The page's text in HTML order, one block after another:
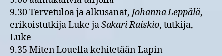
9.30 Tervetuloa ja alkusanat, Johanna Leppälä,
erikoistutkija Luke jaSakari Raiskio, tutkija,
Luke
9.35 Miten Louella kehitetään Lapin